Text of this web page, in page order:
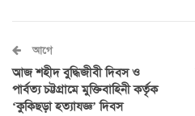
আগে
আজ শহীদ বুদ্ধিজীবী দিবস ও
পার্বত্য চট্টগ্রামে মুক্তিবাহিনী কর্তৃক
‘কুকিছড়া হত্যাযজ্ঞ’ দিবস